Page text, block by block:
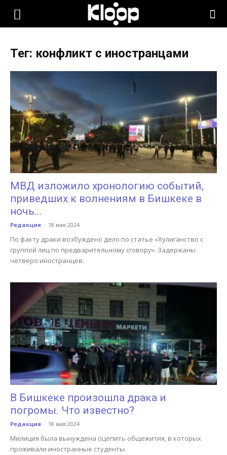
KLOOP.KG
Новости
Кыргызстана
Тег: конфликт с иностранцами
МВД изложило хронологию событий,
приведших к волнениям в Бишкеке в
ночь...
Редакция - 18 мая 2024
По факту драки возбуждено дело по статье «Хулиганство с
группой лиц по предварительному сговору». Задержаны
четверо иностранцев.
В Бишкеке произошла драка и
погромы. Что известно?
Редакция - 18 мая 2024
Милиция была вынуждена оцепить общежития, в которых
проживали иностранные студенты.